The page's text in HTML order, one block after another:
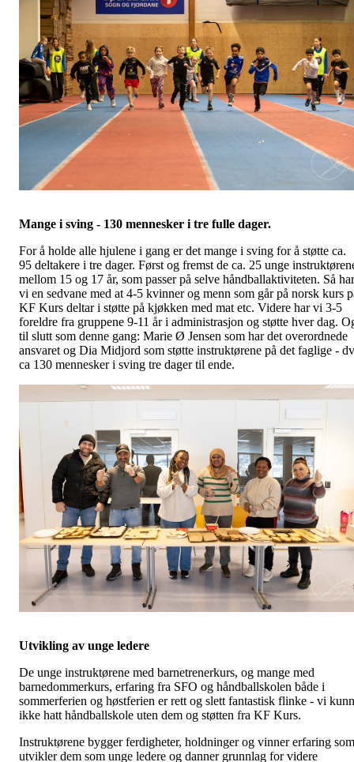
Mange i sving - 130 mennesker i tre fulle dager.
For å holde alle hjulene i gang er det mange i sving for å støtte ca.
95 deltakere i tre dager. Først og fremst de ca. 25 unge
mellom 15 og 17 år, som passer på selve håndballaktiviteten. Så har
vi en sedvane med at 4-5 kvinner og menn som går på norsk kurs
KF Kurs deltar i støtte på kjøkken med mat etc. Videre har vi 3-5
foreldre fra gruppene 9-11 år i administrasjon og støtte hver dag.
til slutt som denne gang: Marie Ø Jensen som har det overordnede
ansvaret og Dia Midjord som støtte instruktørene på det faglige -
ca 130 mennesker i sving tre dager til ende.
Utvikling av unge ledere
De unge instruktørene med barnetrenerkurs, og mange med
barnedommerkurs, erfaring fra SFO og håndballskolen både i
sommerferien og høstferien er rett og slett fantastisk flinke - vi
ikke hatt håndballskole uten dem og støtten fra KF Kurs.
Instruktørene bygger ferdigheter, holdninger og vinner erfaring som
utvikler dem som unge ledere og danner grunnlag for videre